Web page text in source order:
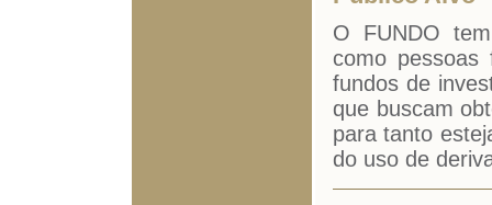
O FUNDO
como pessoas
fundos de
que buscam
para tanto
do uso de